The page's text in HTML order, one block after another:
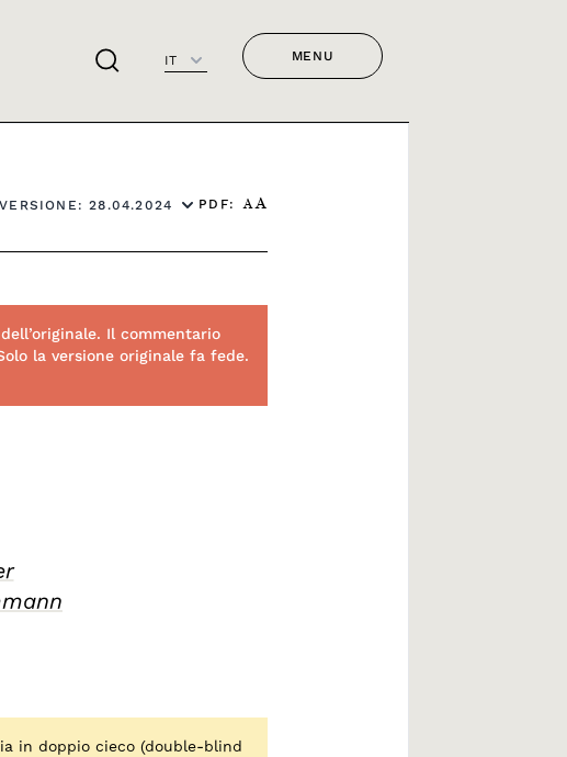
IT MENU
VERSIONE: 28.04.2024 PDF: A A
Il commentario
la versione originale fa fede.
in doppio cieco (double-blind